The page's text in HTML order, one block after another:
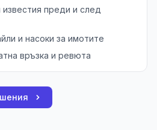
преди и след
и насоки за имотите
връзка и ревюта